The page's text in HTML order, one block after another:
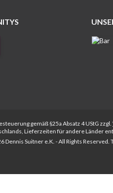
gemäß §25a Absatz 4 UStG zzgl.
Lieferzeiten für andere Länder
Dennis Suitner e.K. - All Rights Reserved.